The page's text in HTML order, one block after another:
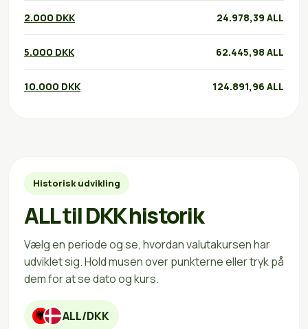
2.000 DKK 24.978,39 ALL
5.000 DKK 62.445,98 ALL
10.000 DKK 124.891,96 ALL
Historisk udvikling
ALL til DKK historik
Vælg en periode og se, hvordan valutakursen har
udviklet sig. Hold musen over punkterne eller tryk på
dem for at se dato og kurs.
ALL/DKK